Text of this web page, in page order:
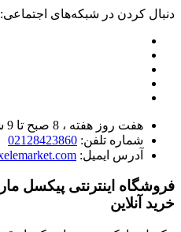
دنبال کردن در شبکه‌های اجتماعی:
هفت روز هفته ، 8 صبح تا 9 شب پاسخگوی شما هستیم.
شماره تلفن: 02128423860
آدرس ایمیل:
فروشگاه اینترنتی پیکسل
خرید آنلاین